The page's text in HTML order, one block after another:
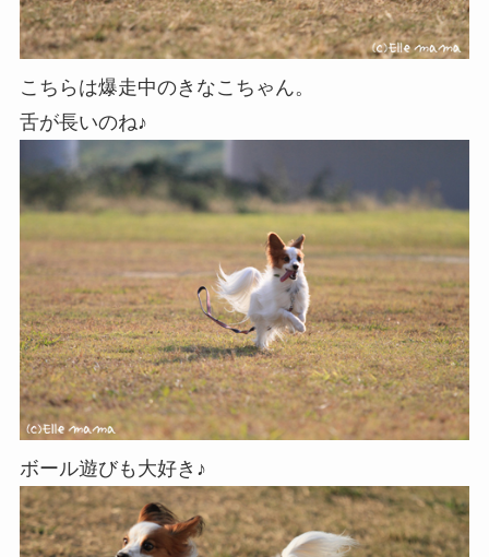
こちらは爆走中のきなこちゃん。
舌が長いのね♪
ボール遊びも大好き♪